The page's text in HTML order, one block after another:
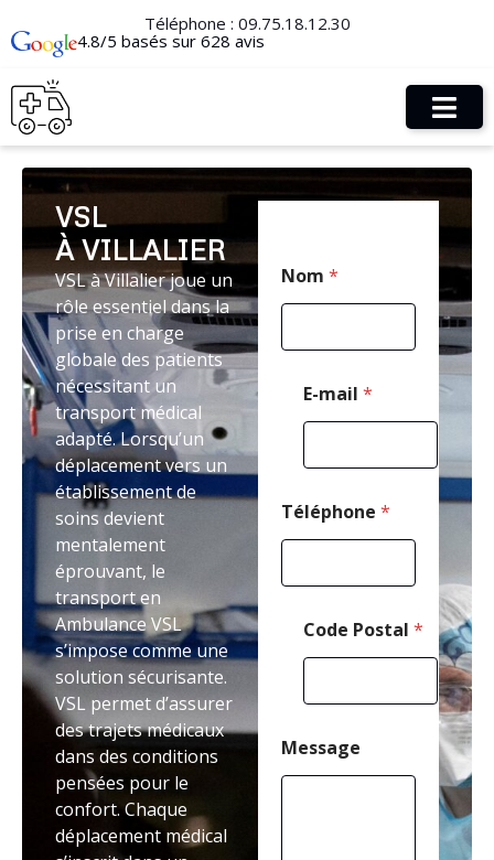
Téléphone : 09.75.18.12.30
4.8/5 basés sur 628 avis
VSL
À VILLALIER
VSL à Villalier joue un
rôle essentiel dans la
prise en charge
globale des patients
nécessitant un
transport médical
adapté. Lorsqu’un
déplacement vers un
établissement de
soins devient
mentalement
éprouvant, le
transport en
Ambulance VSL
s’impose comme une
solution sécurisante.
VSL permet d’assurer
des trajets médicaux
dans des conditions
pensées pour le
confort. Chaque
déplacement médical
Nom *
e
-
E-mail *
Téléphone *
Code Postal *
Message